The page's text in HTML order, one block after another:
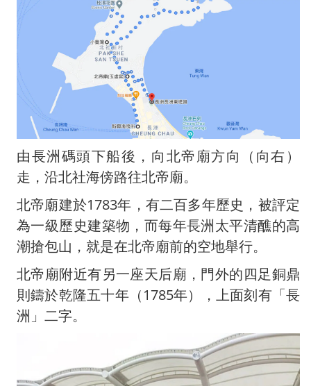
由長洲碼頭下船後，向北帝廟方向（向右）
走，沿北社海傍路往北帝廟。
北帝廟建於1783年，有二百多年歷史，被評定
為一級歷史建築物，而每年長洲太平清醮的高
潮搶包山，就是在北帝廟前的空地舉行。
北帝廟附近有另一座天后廟，門外的四足銅鼎
則鑄於乾隆五十年（1785年），上面刻有「長
洲」二字。